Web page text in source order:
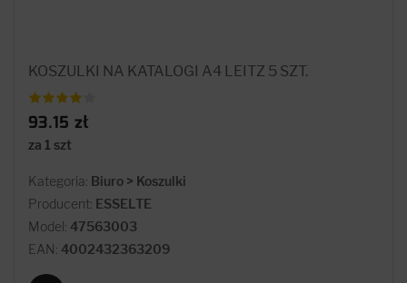
KOSZULKI NA KATALOGI A4 LEITZ 5 SZT.
93.15 zł
za 1 szt
Kategoria: Biuro > Koszulki
Producent: ESSELTE
Model: 47563003
EAN: 4002432363209